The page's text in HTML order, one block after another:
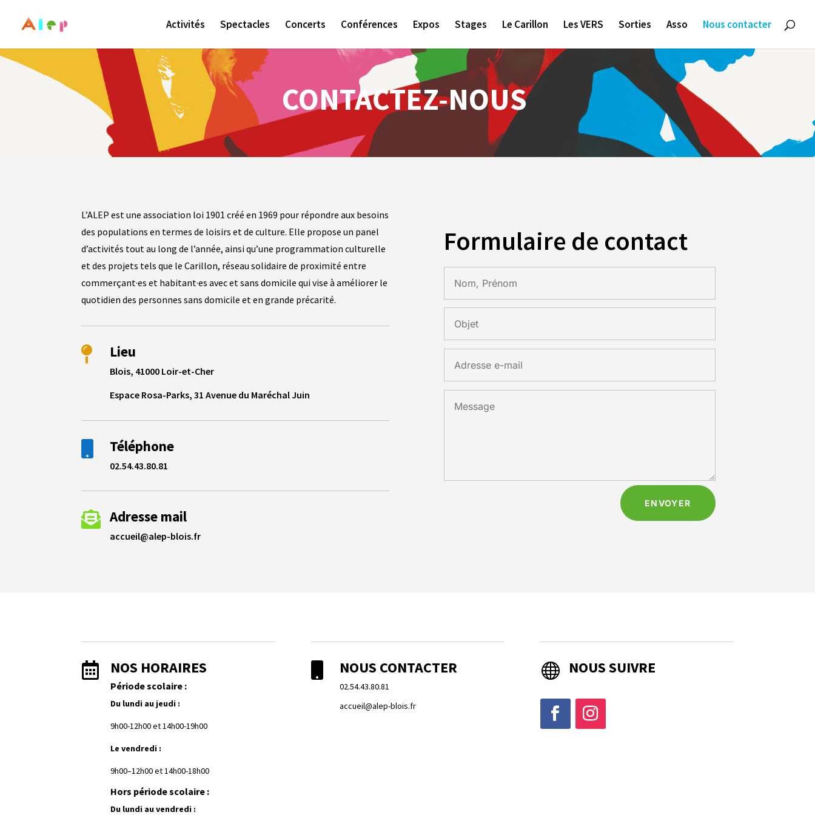
Activités Spectacles Concerts Conférences Expos Stages Le Carillon Les VERS Sorties Asso Nous contacter
CONTACTEZ-NOUS
L’ALEP est une association loi 1901 créé en 1969 pour répondre aux besoins
des populations en termes de loisirs et de culture. Elle propose un panel
d’activités tout au long de l’année, ainsi qu’une programmation culturelle
et des projets tels que le Carillon, réseau solidaire de proximité entre
commerçant·es et habitant·es avec et sans domicile qui vise à améliorer le
quotidien des personnes sans domicile et en grande précarité.
 Lieu
Blois, 41000 Loir-et-Cher
Espace Rosa-Parks, 31 Avenue du Maréchal Juin
Téléphone
02.54.43.80.81
 Adresse mail
accueil@alep-blois.fr
Formulaire de contact
ENVOYER
 NOS HORAIRES
Période scolaire :
Du lundi au jeudi :
9h00-12h00 et 14h00-19h00
Le vendredi :
9h00–12h00 et 14h00-18h00
Hors période scolaire :
Du lundi au vendredi :
NOUS CONTACTER
02.54.43.80.81
accueil@alep-blois.fr
 NOUS SUIVRE